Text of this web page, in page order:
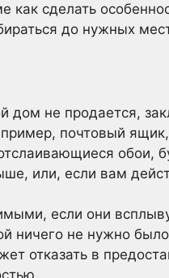
сделать
до нужных
дом не продается,
почтовый
обои,
или, если вам
если они
ничего не нужно
отказать в